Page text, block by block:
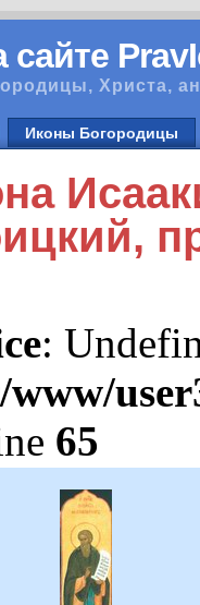
сайте
Христа,
Иконы Богородицы
:
65